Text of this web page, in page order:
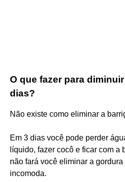
O que fazer para
dias?
Não existe como eliminar a
Em 3 dias você pode perder
líquido, fazer cocô e ficar com a
não fará você eliminar a
incomoda.